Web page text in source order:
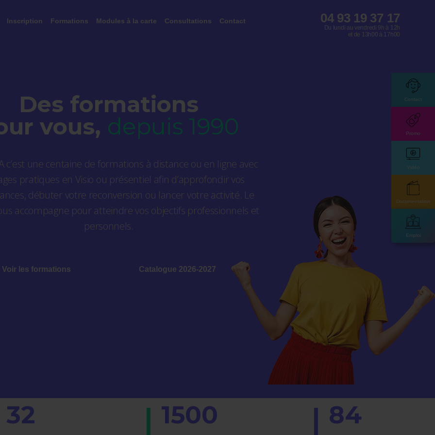
Inscription Formations Modules à la carte Consultations Contact 04 93 19 37 17
Du lundi au vendredi 9h à 12h
et de 13h00 à 17h00
Contact
Promo
Vidéo
Documentation
Emploi
Des formations
vous, depuis 1990
c’est une centaine de formations à distance ou en ligne avec
pratiques en Visio ou présentiel afin d’approfondir vos
débuter votre reconversion ou lancer votre activité. Le
accompagne pour atteindre vos objectifs professionnels et
personnels.
Voir les formations Catalogue 2026-2027
32 1500 84